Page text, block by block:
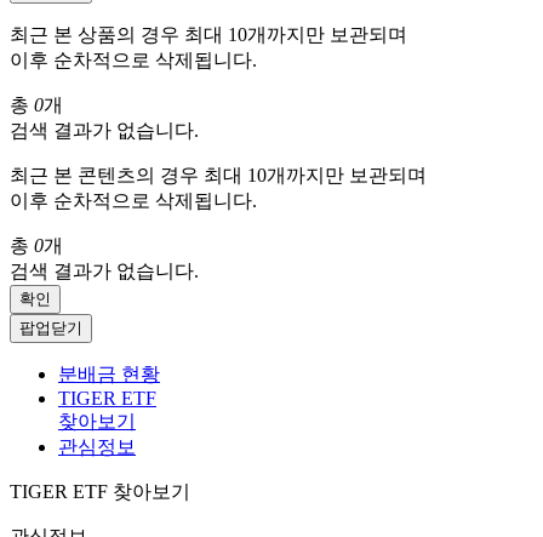
최근 본 상품의 경우 최대 10개까지만 보관되며
이후 순차적으로 삭제됩니다.
총 0개
검색 결과가 없습니다.
최근 본 콘텐츠의 경우 최대 10개까지만 보관되며
이후 순차적으로 삭제됩니다.
총 0개
검색 결과가 없습니다.
확인
팝업닫기
분배금 현황
TIGER ETF
찾아보기
관심정보
TIGER ETF 찾아보기